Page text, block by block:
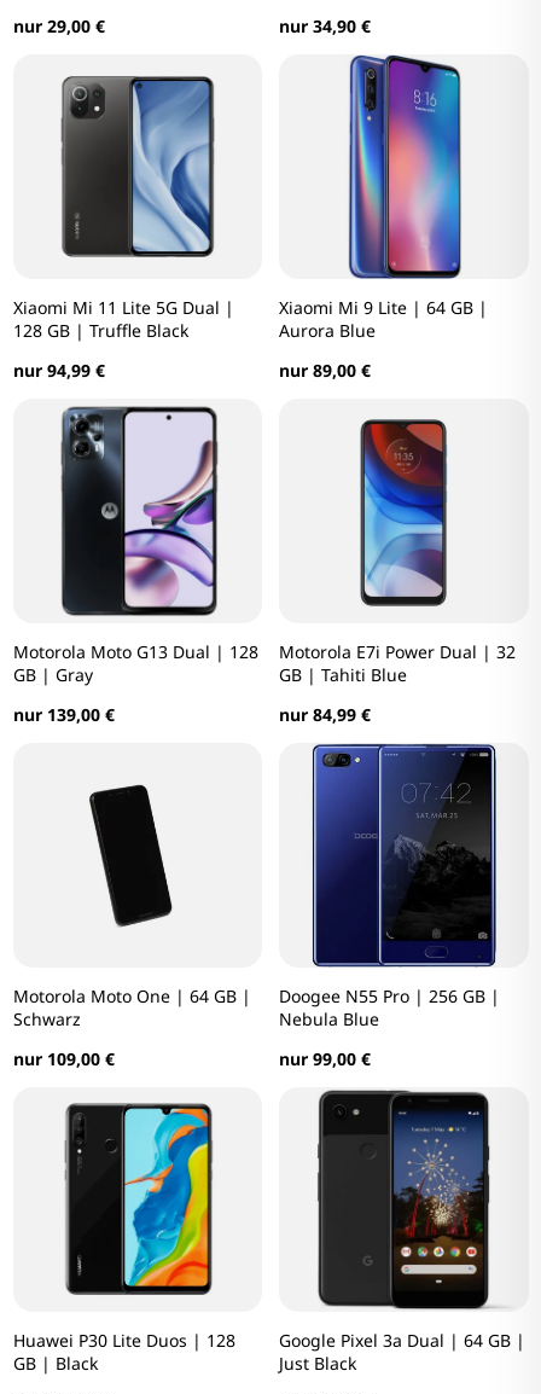
nur 29,00 € nur 34,90 €
Xiaomi Mi 11 Lite 5G Dual |
128 GB | Truffle Black
nur 94,99 €
Xiaomi Mi 9 Lite | 64 GB |
Aurora Blue
nur 89,00 €
Motorola Moto G13 Dual | 128
GB | Gray
nur 139,00 €
Motorola E7i Power Dual | 32
GB | Tahiti Blue
nur 84,99 €
Motorola Moto One | 64 GB |
Schwarz
nur 109,00 €
Doogee N55 Pro | 256 GB |
Nebula Blue
nur 99,00 €
Huawei P30 Lite Duos | 128
GB | Black
Google Pixel 3a Dual | 64 GB |
Just Black